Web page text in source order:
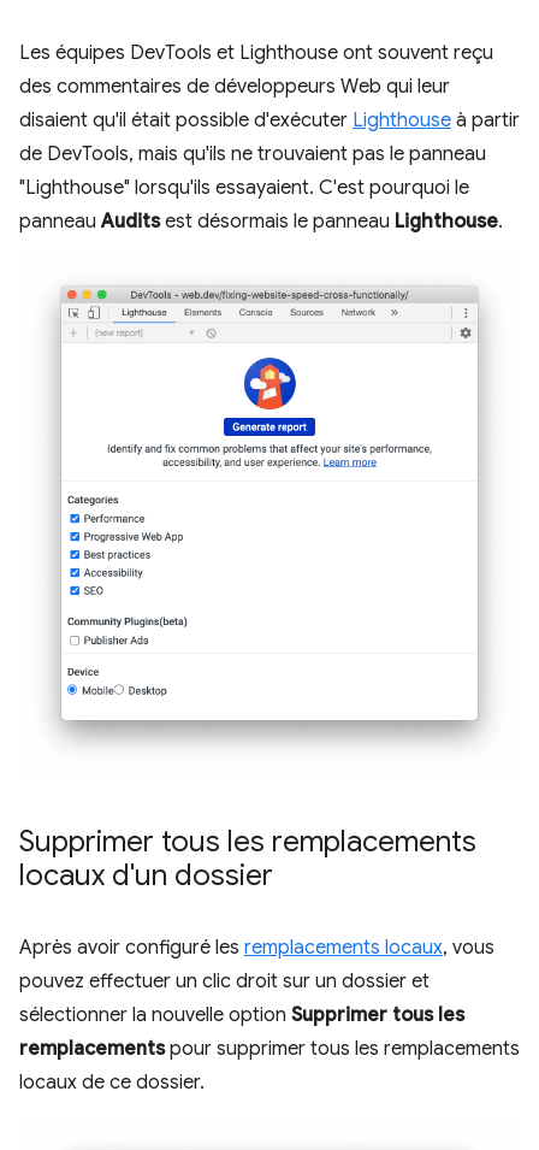
Les équipes DevTools et Lighthouse ont souvent reçu
des commentaires de développeurs Web qui leur
disaient qu'il était possible d'exécuter Lighthouse à partir
de DevTools, mais qu'ils ne trouvaient pas le panneau
"Lighthouse" lorsqu'ils essayaient. C'est pourquoi le
panneauAuditsest désormais le panneau Lighthouse.
Supprimer tous les remplacements
locaux d'un dossier
Après avoir configuré les remplacements locaux, vous
pouvez effectuer un clic droit sur un dossier et
sélectionner la nouvelle option Supprimer tous les
remplacementspour supprimer tous les remplacements
locaux de ce dossier.